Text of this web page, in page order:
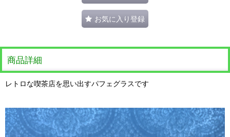
お気に入り登録
商品詳細
レトロな喫茶店を思い出すパフェグラスです